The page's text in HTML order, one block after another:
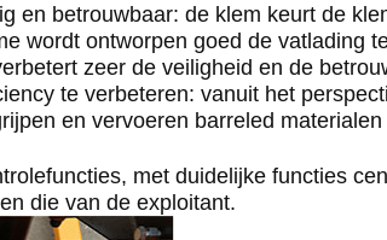
en betrouwbaar: de klem keurt de
wordt ontworpen goed de vatlading
zeer de veiligheid en de
te verbeteren: vanuit het
en vervoeren barreled
met duidelijke functies
die van de exploitant.